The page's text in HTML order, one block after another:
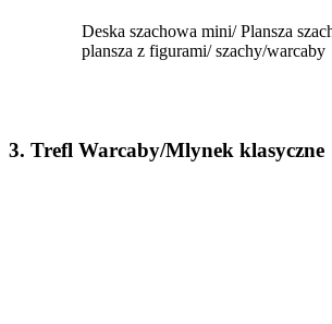
Deska szachowa mini/ Plansza
plansza z figurami/ szachy/warcaby
3. Trefl Warcaby/Mlynek klasyczne